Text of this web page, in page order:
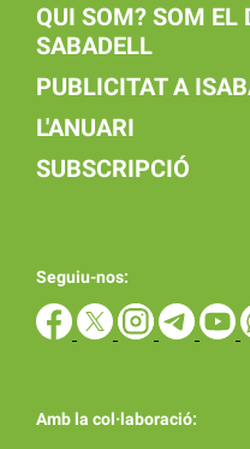
QUI SOM? SOM EL
SABADELL
PUBLICITAT A
L'ANUARI
SUBSCRIPCIÓ
Seguiu-nos:
Amb la col·laboració: